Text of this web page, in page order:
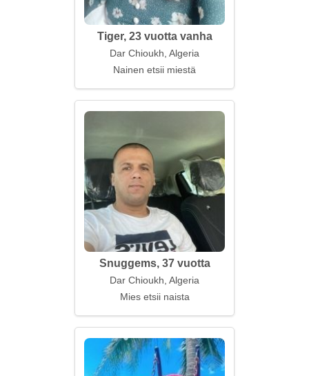
Tiger, 23 vuotta vanha
Dar Chioukh, Algeria
Nainen etsii miestä
Snuggems, 37 vuotta
Dar Chioukh, Algeria
Mies etsii naista